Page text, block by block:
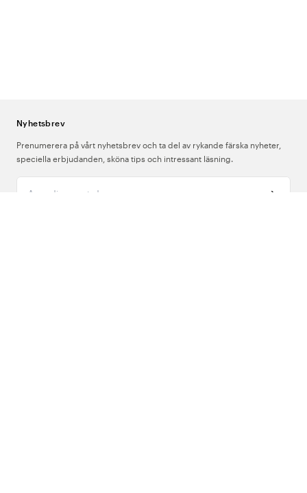
Nyhetsbrev
Prenumerera på vårt nyhetsbrev och ta del av rykande färska nyheter,
speciella erbjudanden, sköna tips och intressant läsning.